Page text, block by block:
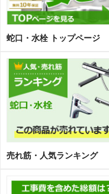
蛇口・水栓 トップページ
売れ筋・人気ランキング